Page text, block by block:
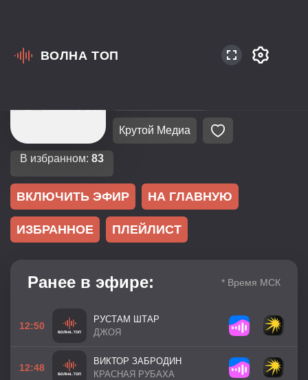
ВОЛНА ТОП
103.0
Крутой Медиа
В избранном: 83
ВКЛЮЧИТЬ ЭФИР НА ГЛАВНУЮ
ИЗБРАННОЕ ПЛЕЙЛИСТ
Ранее в эфире: * Время МСК
12:50
РУСТАМ ШТАР
ДЖОЯ
12:48
ВИКТОР ЗАБРОДИН
КРАСНАЯ РУБАХА